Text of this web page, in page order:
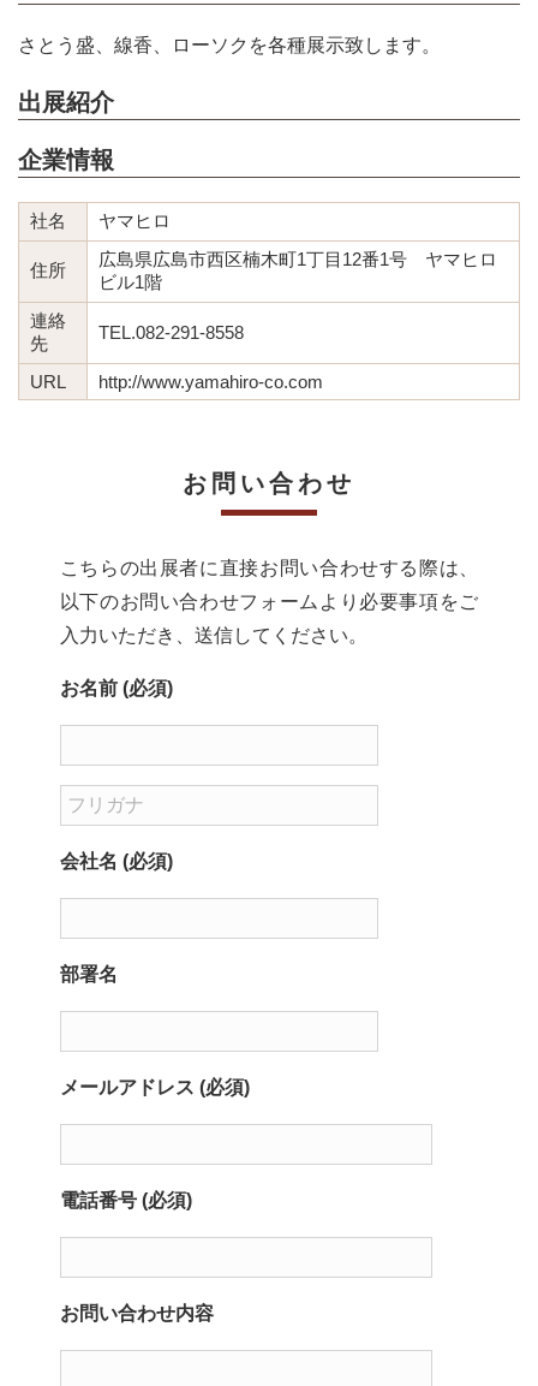
さとう盛、線香、ローソクを各種展示致します。
出展紹介
企業情報
社名 ヤマヒロ
住所
広島県広島市西区楠木町1丁目12番1号 ヤマヒロ
ビル1階
連絡
先
TEL.082-291-8558
URL http://www.yamahiro-co.com
お問い合わせ
こちらの出展者に直接お問い合わせする際は、
以下のお問い合わせフォームより必要事項をご
入力いただき、送信してください。
お名前 (必須)
会社名 (必須)
部署名
メールアドレス (必須)
電話番号 (必須)
お問い合わせ内容